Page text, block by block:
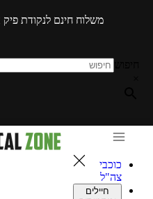
משלוח חינם לנקודת פיק אפ
כוכבי
צה"ל
חיילים